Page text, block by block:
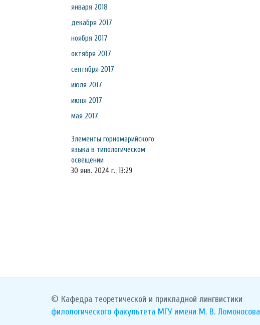
января 2018
декабря 2017
ноября 2017
октября 2017
сентября 2017
июля 2017
июня 2017
мая 2017
Элементы горномарийского
языка в типологическом
освещении
30 янв. 2024 г., 13:29
© Кафедра теоретической и прикладной лингвистики
филологического факультета МГУ имени М. В. Ломоносова